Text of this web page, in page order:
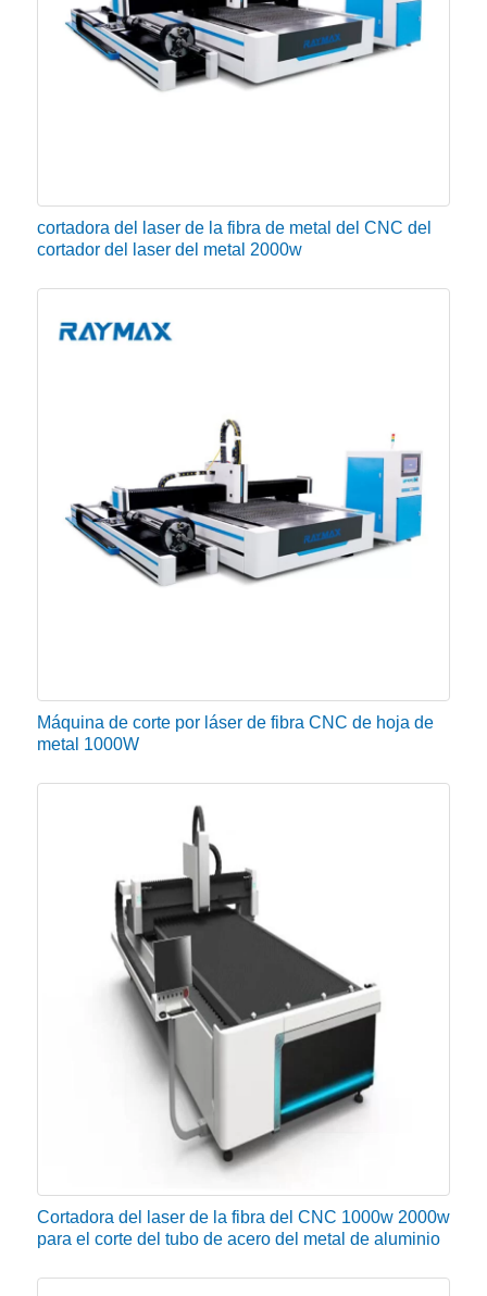
de metal por láser de fibra. Cortadora láser de chapa
a la venta por módulo semiconductor y el diseño de
redundancia, lente óptica sin cavidad resonante, no
tiempo, que no tiene comparación con el láser
tradicional.
Ahorrar tiempo
La máquina de corte por láser CNC para la venta
pueden cargarse o descargarse automáticamente
para reducir el trabajo aburrido y repetitivo y ahorrar
mucho tiempo.
Las aplicaciones de la máquina de corte de
Acero inoxidable, acero al carbono, acero aleado,
acero al silicio, acero para resortes, aluminio, aleación
láminas de metal y corte de tuberías.
Aplicación de la industria:
Utilizado en el procesamiento de chapa, aviación,
aeroespacial, electrónica, electrodomésticos, piezas
de metro, automóviles, maquinaria de granos,
maquinaria textil, maquinaria de ingeniería, piezas de
precisión, barcos, equipos metalúrgicos, ascensores,
electrodomésticos, regalos artesanales,
procesamiento de herramientas, decoración,
publicidad, procesamiento de metales,
procesamiento de cocinas y otras industrias de
fabricación y procesamiento.
cortadora del laser de la fibra de metal del CNC del
cortador del laser del metal 2000w
Máquina de corte por láser de fibra CNC de hoja de
metal 1000W
Cortadora del laser de la fibra del CNC 1000w 2000w
para el corte del tubo de acero del metal de aluminio